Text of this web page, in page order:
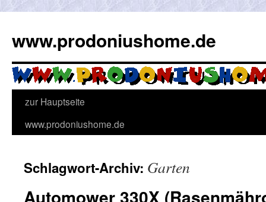
springen
www.prodoniushome.de
zur Hauptseite
www.prodoniushome.de
Schlagwort-Archiv: Garten
Automower 330X